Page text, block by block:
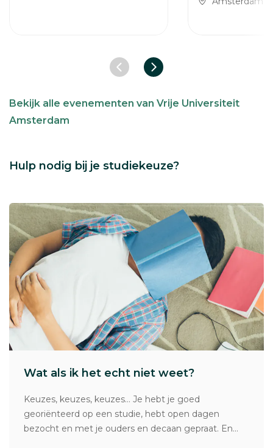
Bekijk alle evenementen van Vrije Universiteit
Amsterdam
Vorige slideVolgende slide
Hulp nodig bij je studiekeuze?
Wat als ik het echt niet weet?
Keuzes, keuzes, keuzes… Je hebt je goed
georiënteerd op een studie, hebt open dagen
bezocht en met je ouders en decaan gepraat. En...